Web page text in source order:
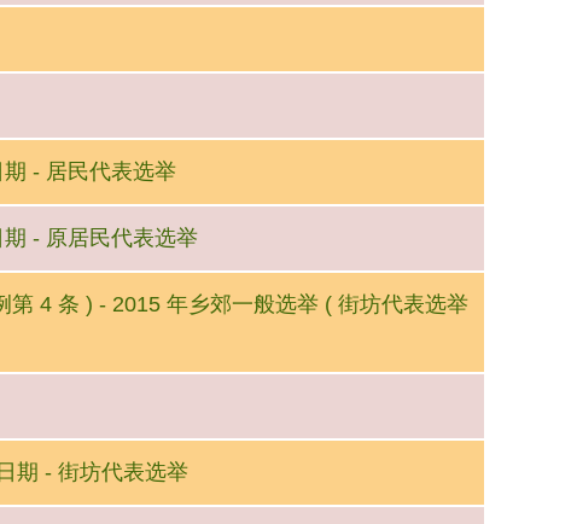
- 居民代表选举
- 原居民代表选举
4 条 ) - 2015 年乡郊一般选举 ( 街坊代表选举
期 - 街坊代表选举